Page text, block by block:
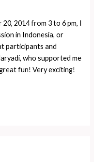
2014 from 3 to 6 pm, I
in Indonesia, or
participants and
who supported me
fun! Very exciting!